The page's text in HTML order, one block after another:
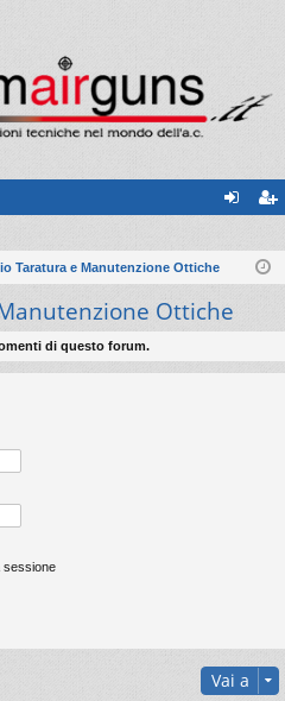
riv
Taratura e Manutenzione Ottiche
Ottiche
di questo forum.
sessione
Vai a